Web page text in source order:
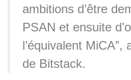
ambitions d’être
PSAN et ensuite
l’équivalent MiCA”,
de Bitstack.